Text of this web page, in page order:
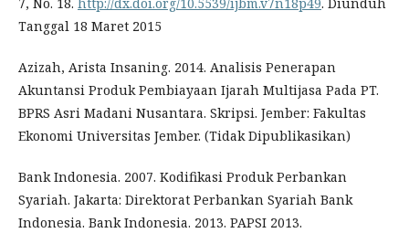
Tanggal 18 Maret 2015
Azizah, Arista Insaning. 2014. Analisis Penerapan
Akuntansi Produk Pembiayaan Ijarah Multijasa Pada PT.
BPRS Asri Madani Nusantara. Skripsi. Jember: Fakultas
Ekonomi Universitas Jember. (Tidak Dipublikasikan)
Bank Indonesia. 2007. Kodifikasi Produk Perbankan
Syariah. Jakarta: Direktorat Perbankan Syariah Bank
Indonesia. Bank Indonesia. 2013. PAPSI 2013.